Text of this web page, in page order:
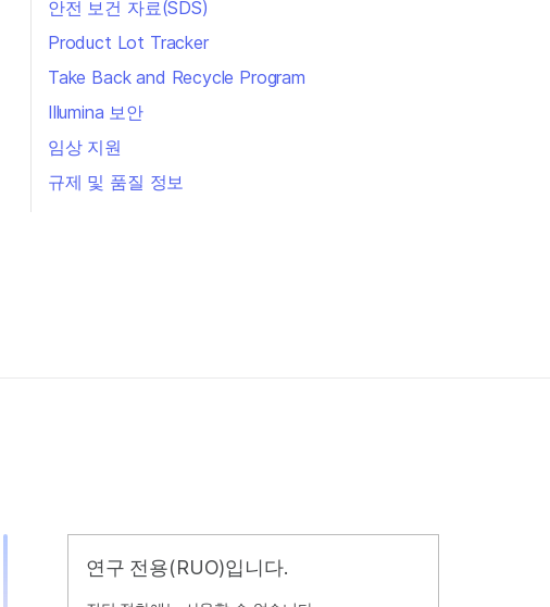
안전 보건 자료(SDS)
Product Lot Tracker
Take Back and Recycle Program
Illumina 보안
임상 지원
규제 및 품질 정보
연구 전용(RUO)입니다.